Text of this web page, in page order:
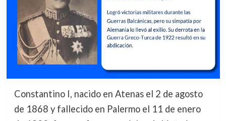
Constantino I, nacido en Atenas el 2 de agosto
de 1868 y fallecido en Palermo el 11 de enero